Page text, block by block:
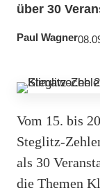
über 30
Paul Wagner
Vom 15. bis
Steglitz-
als 30
die Themen